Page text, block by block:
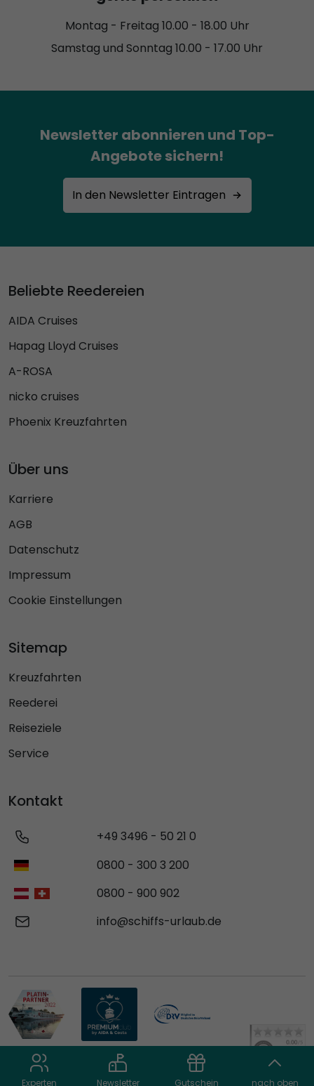
Experten Newsletter Gutschein nach oben
Montag - Freitag 10.00 - 18.00 Uhr
Samstag und Sonntag 10.00 - 17.00 Uhr
Newsletter abonnieren und Top-
Angebote sichern!
In den Newsletter Eintragen
Beliebte Reedereien
AIDA Cruises
Hapag Lloyd Cruises
A-ROSA
nicko cruises
Phoenix Kreuzfahrten
Über uns
Karriere
AGB
Datenschutz
Impressum
Cookie Einstellungen
Sitemap
Kreuzfahrten
Reederei
Reiseziele
Service
Kontakt
+49 3496 - 50 21 0
0800 - 300 3 200
0800 - 900 902
info@schiffs-urlaub.de